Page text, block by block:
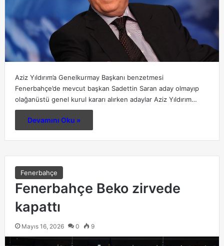
Aziz Yıldırım’a Genelkurmay Başkanı benzetmesi
Fenerbahçe’de mevcut başkan Sadettin Saran aday olmayıp
olağanüstü genel kurul kararı alırken adaylar Aziz Yıldırım…
Devamını Oku »
Fenerbahçe
Fenerbahçe Beko zirvede
kapattı
Mayıs 16, 2026 0 9